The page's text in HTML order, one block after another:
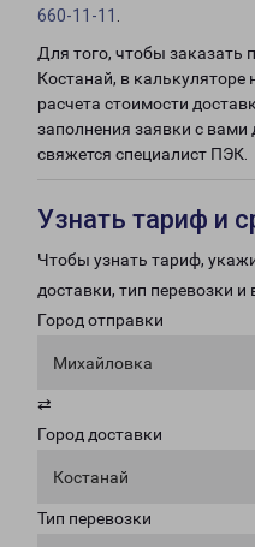
660-11-11
Для того, чтобы заказать
Костанай, в
расчета стоимости
заполнения заявки с вами
свяжется специалист ПЭК.
Узнать тариф и
Чтобы узнать тариф,
доставки, тип перевозки и
Город отправки
Михайловка
⇄
Город доставки
Костанай
Тип перевозки